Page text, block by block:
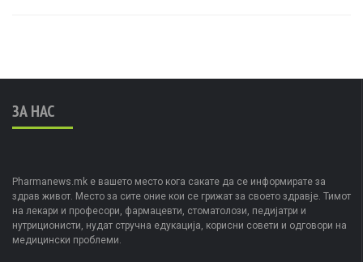
ЗА НАС
Pharmanews.mk е вашето место кога сакате да се информирате за
здрав живот. Место за сите оние кои се грижат за своето здравје. Тимот
на лекари и професори, фармацевти, стоматолози, педијатри и
нутриционисти, нудат стручна едукација, корисни совети и одговори на
медицински проблеми.